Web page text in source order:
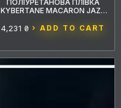
ПОЛІУРЕТАНОВА ПЛІВКА
KYBERTANE MACARON JAZZ
4,231 ₴ ADD TO CART